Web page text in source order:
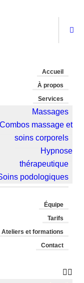
Accueil
À propos
Services
Massages
Combos massage et
soins corporels
Hypnose
thérapeutique
podologiques
Équipe
Tarifs
Ateliers et formations
Contact